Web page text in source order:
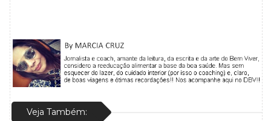
Veja Também: